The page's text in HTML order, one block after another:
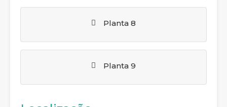
Planta 8
Planta 9